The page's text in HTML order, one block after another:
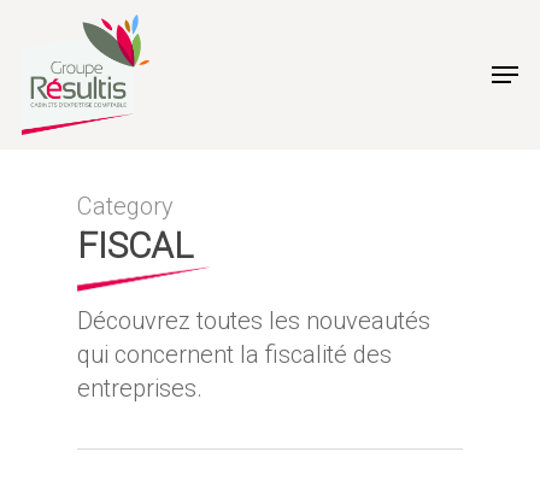
main
Category
FISCAL
Découvrez toutes les nouveautés
qui concernent la fiscalité des
entreprises.